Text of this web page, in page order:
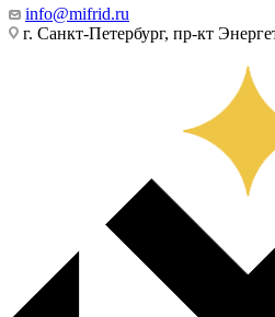
info@mifrid.ru
г. Санкт-Петербург, пр-кт